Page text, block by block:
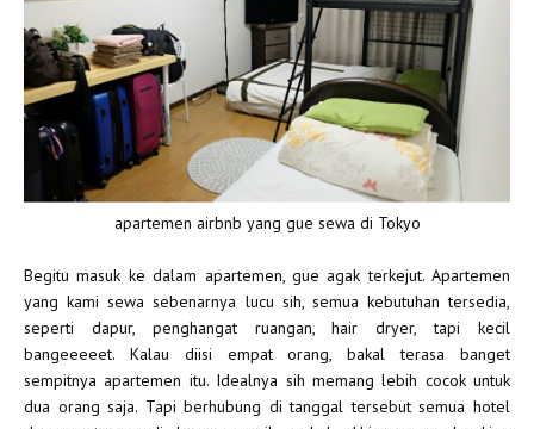
apartemen airbnb yang gue sewa di Tokyo
Begitu masuk ke dalam apartemen, gue agak terkejut. Apartemen
yang kami sewa sebenarnya lucu sih, semua kebutuhan tersedia,
seperti dapur, penghangat ruangan, hair dryer, tapi kecil
bangeeeeet. Kalau diisi empat orang, bakal terasa banget
sempitnya apartemen itu. Idealnya sih memang lebih cocok untuk
dua orang saja. Tapi berhubung di tanggal tersebut semua hotel